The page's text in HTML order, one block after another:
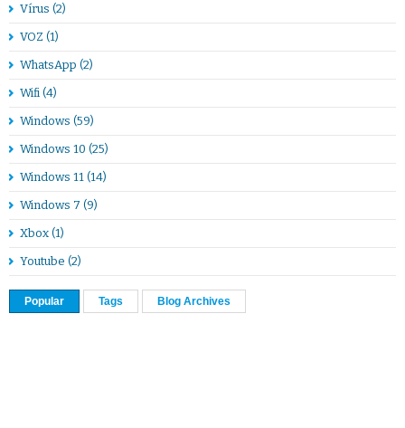
Vírus (2)
VOZ (1)
WhatsApp (2)
Wifi (4)
Windows (59)
Windows 10 (25)
Windows 11 (14)
Windows 7 (9)
Xbox (1)
Youtube (2)
Popular Tags Blog Archives